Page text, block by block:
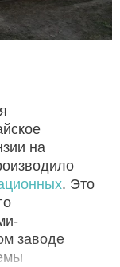
на
. Это
заводе